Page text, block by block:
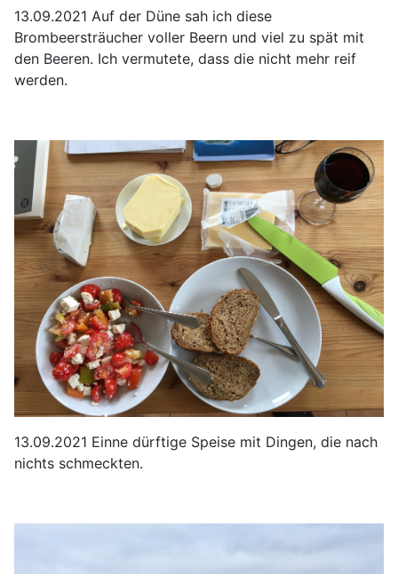
13.09.2021 Auf der Düne sah ich diese
Brombeersträucher voller Beern und viel zu spät mit
den Beeren. Ich vermutete, dass die nicht mehr reif
werden.
13.09.2021 Einne dürftige Speise mit Dingen, die nach
nichts schmeckten.